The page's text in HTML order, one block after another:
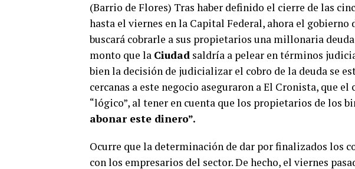
(Barrio de Flores) Tras haber definido el cierre de las
hasta el viernes en la Capital Federal, ahora el gobierno
buscará cobrarle a sus propietarios una millonaria
monto que la Ciudad saldría a pelear en términos
bien la decisión de judicializar el cobro de la deuda se
cercanas a este negocio aseguraron a El Cronista, que
“lógico”, al tener en cuenta que los propietarios de los
abonar este dinero”.
Ocurre que la determinación de dar por finalizados los
con los empresarios del sector. De hecho, el viernes